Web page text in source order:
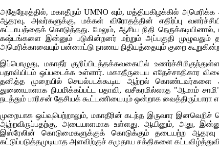
அதேநேரத்தில், மகாதீரும்UMNO வும், மத்தியகிழக்கில்
ஆதரவு, அவர்களுக்கு, மக்கள் விரோதத்தின் எதிர்ப்பு
கட்டாயத்தைக் கொடுத்தது. மேலும், ஆசிய நிதி நெருக்கடியினால்,
கஷ்டங்களை இன்னும் படுகின்றனர் மற்றும் அப்பகுதி
அமெரிக்காவையும் பன்னாட்டு நாணய நிதியத்தையும் குறை
இப்பொழுது, மகாதீர் குறிப்பிடத்தக்கவகையில்
பதாவியிடம் ஒப்படைக்க உள்ளார். மகாதீருடைய எதேச்சாதிகார
தனித்த முறையில் செயல்படக்கூடிய ஆற்றல் கொண்டவர்களை
துணையாளாக நியமிக்கப்பட்ட பதாவி, வசீகரமில்லாத "ஆமாம்
நடத்தும் பாரிசன் தேசியக் கூட்டணியையும் ஒன்றாக வைத்திருப்பாரா
முறையாக ஒய்வுபெற்றாலும், மகாதீரின் கடந்த இருவார
ஆற்றவிருப்பதற்கு, அடையாளமாக உள்ளது. ஆயினும், அது,
இஸ்ரேலின் கொடுமைகளுக்குக் கொடுக்கும் தடையற்ற
கட்டுப்படுத்தமுடியாத அளவிற்குச் சமுதாய சக்திகளை